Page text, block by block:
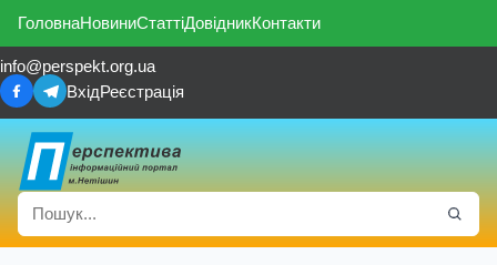
ГоловнаНовиниСтаттіДовідникКонтакти
info@perspekt.org.ua
ВхідРеєстрація